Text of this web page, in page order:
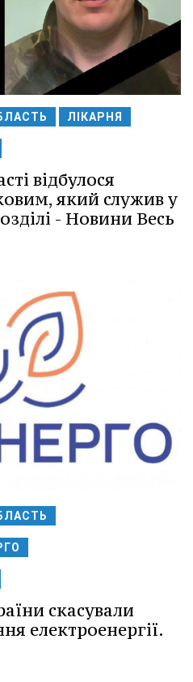
ЛІКАРНЯ
відбулося
який служив у
- Новини Весь
скасували
електроенергії.